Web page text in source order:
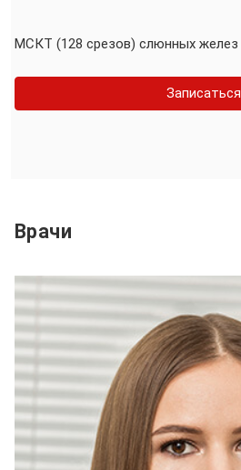
МСКТ (128 срезов) слюнных желез
Записаться
Врачи